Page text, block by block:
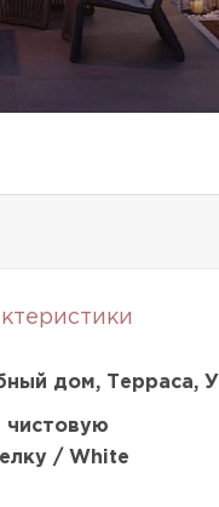
дом, Терраса,
чистовую
/ White